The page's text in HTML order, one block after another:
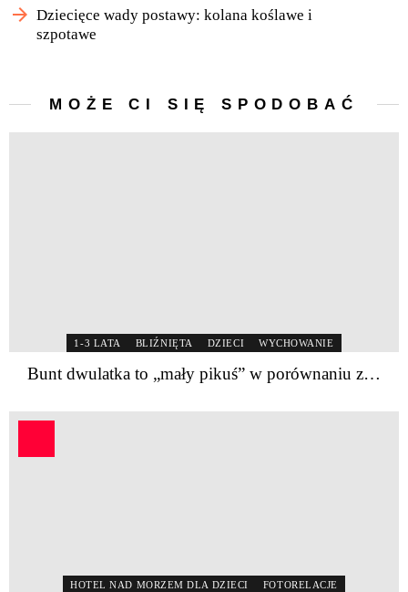
Dziecięce wady postawy: kolana koślawe i
szpotawe
MOŻE CI SIĘ SPODOBAĆ
1-3 LATA BLIŹNIĘTA DZIECI WYCHOWANIE
Bunt dwulatka to „mały pikuś” w porównaniu z…
HOTEL NAD MORZEM DLA DZIECI
FOTORELACJE